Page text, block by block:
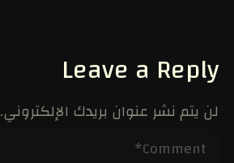
Leave a Reply
لن يتم نشر عنوان بريدك الإلكتروني.